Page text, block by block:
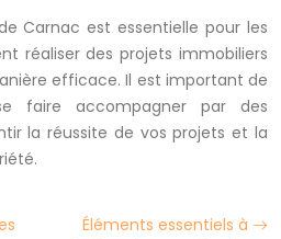
Carnac est essentielle pour les
réaliser des projets immobiliers
efficace. Il est important de
faire accompagner par des
la réussite de vos projets et la
Éléments essentiels à